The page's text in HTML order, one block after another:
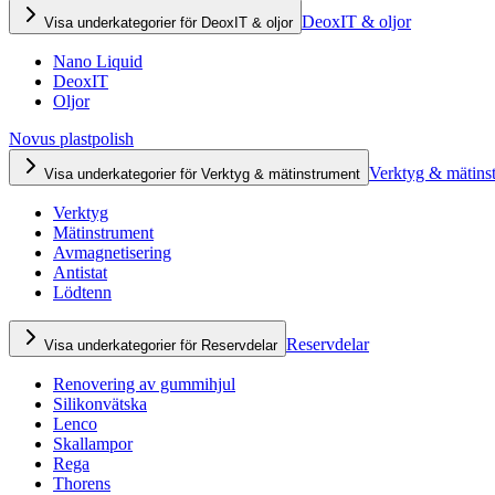
Visa underkategorier för DeoxIT & oljor DeoxIT & oljor
Nano Liquid
DeoxIT
Oljor
Novus plastpolish
Visa underkategorier för Verktyg & mätinstrument Verktyg &
Verktyg
Mätinstrument
Avmagnetisering
Antistat
Lödtenn
Visa underkategorier för Reservdelar Reservdelar
Renovering av gummihjul
Silikonvätska
Lenco
Skallampor
Rega
Thorens